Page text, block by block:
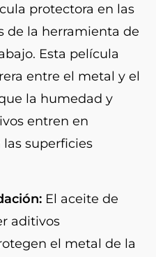
protectora en las
de la herramienta de
Esta película
entre el metal y el
la humedad y
entren en
superficies
El aceite de
aditivos
el metal de la